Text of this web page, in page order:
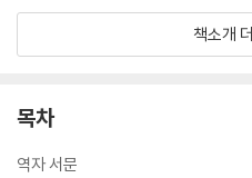
『아동과 청소년을 위한 인지행동치
황에서든 자신의 감정을 인식하고,
책소개
목차
역자 서문